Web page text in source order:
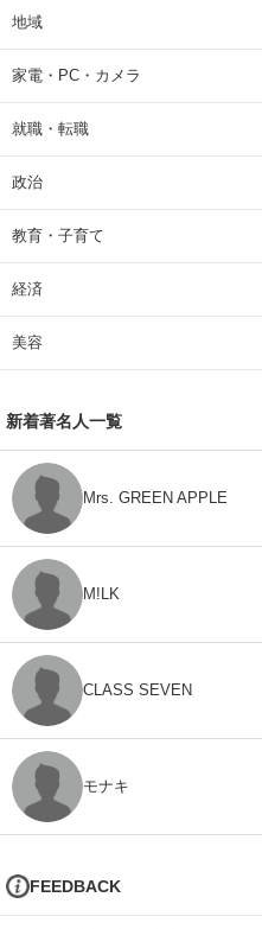
地域
家電・PC・カメラ
就職・転職
政治
教育・子育て
経済
美容
新着著名人一覧
Mrs. GREEN APPLE
M!LK
CLASS SEVEN
モナキ
FEEDBACK